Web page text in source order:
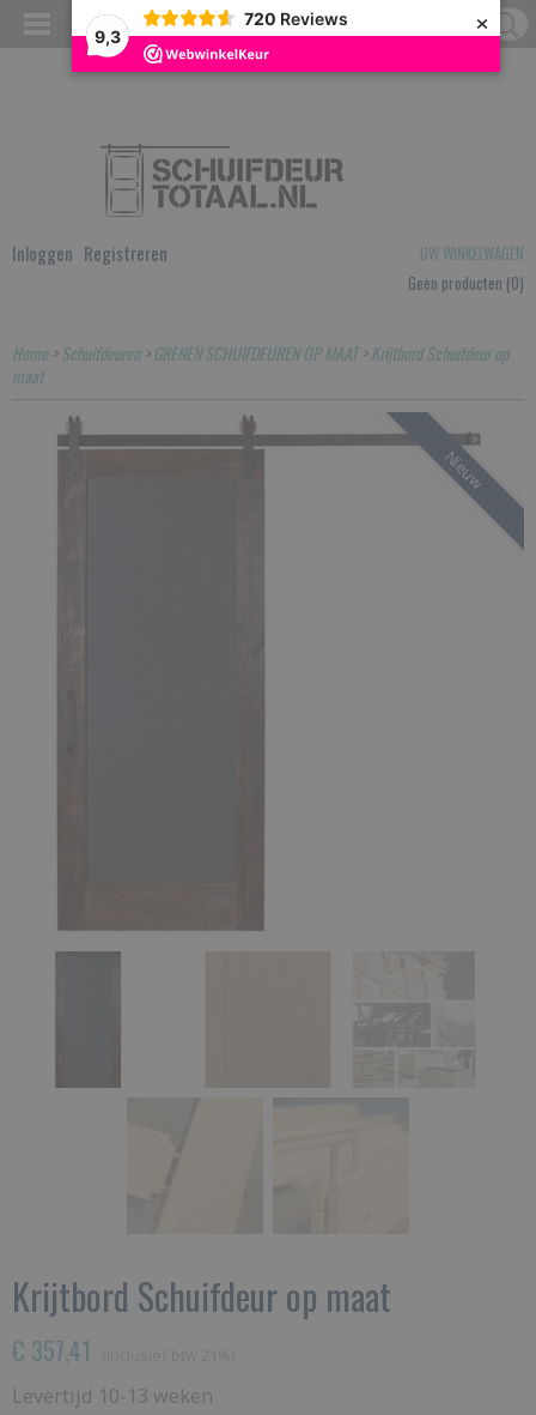
9,3
720 Reviews ×
Inloggen Registreren
UW WINKELWAGEN
Geen producten (0)
Home>Schuifdeuren>GRENEN SCHUIFDEUREN OP MAAT>Krijtbord Schuifdeur op
maat
Nieuw
Krijtbord Schuifdeur op maat
€ 357,41
Levertijd 10-13 weken